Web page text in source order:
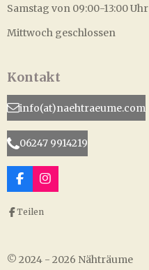
Samstag von 09:00-13:00 Uhr
Mittwoch geschlossen
Kontakt
info(at)naehtraeume.com
06247 9914219
F
a
c
e
k
I
n
a
Teilen
© 2024 - 2026 Nähträume